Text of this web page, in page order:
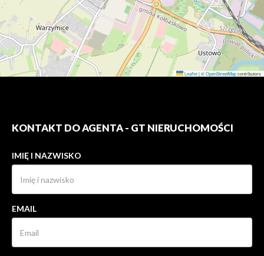
Leaflet|©OpenStreetMapcontributors
KONTAKT DO AGENTA - GT NIERUCHOMOŚCI
IMIĘ I NAZWISKO
EMAIL